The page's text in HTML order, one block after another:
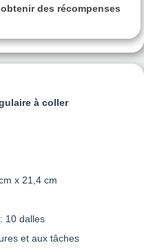
à coller
x 21,4 cm
10 dalles
et aux tâches
des récompenses